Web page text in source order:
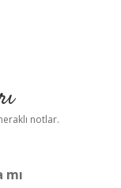
notlar.